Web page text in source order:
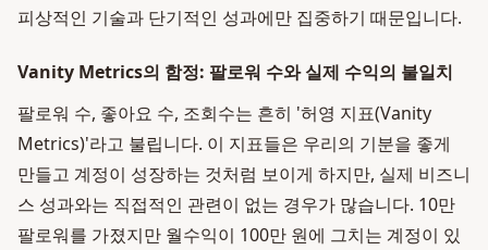
피상적인 기술과 단기적인 성과에만 집중하기 때문입니다.
Vanity Metrics의 함정: 팔로워 수와 실제 수익의 불일치
팔로워 수, 좋아요 수, 조회수는 흔히 '허영 지표(Vanity
Metrics)'라고 불립니다. 이 지표들은 우리의 기분을 좋게
만들고 계정이 성장하는 것처럼 보이게 하지만, 실제 비즈니
스 성과와는 직접적인 관련이 없는 경우가 많습니다. 10만
팔로워를 가졌지만 월수익이 100만 원에 그치는 계정이 있